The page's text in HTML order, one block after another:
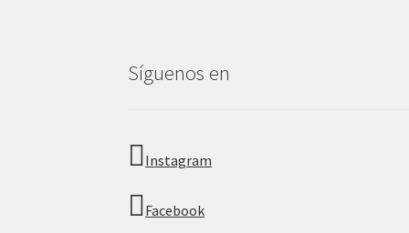
Síguenos en
Instagram
Facebook